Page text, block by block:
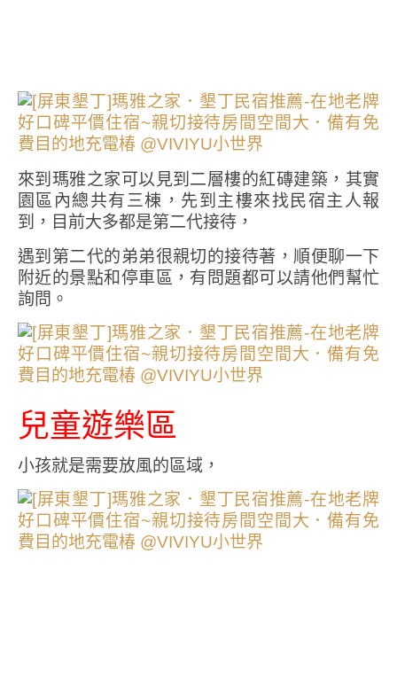
來到瑪雅之家可以見到二層樓的紅磚建築，其實
園區內總共有三棟，先到主樓來找民宿主人報
到，目前大多都是第二代接待，
遇到第二代的弟弟很親切的接待著，順便聊一下
附近的景點和停車區，有問題都可以請他們幫忙
詢問。
兒童遊樂區
小孩就是需要放風的區域，